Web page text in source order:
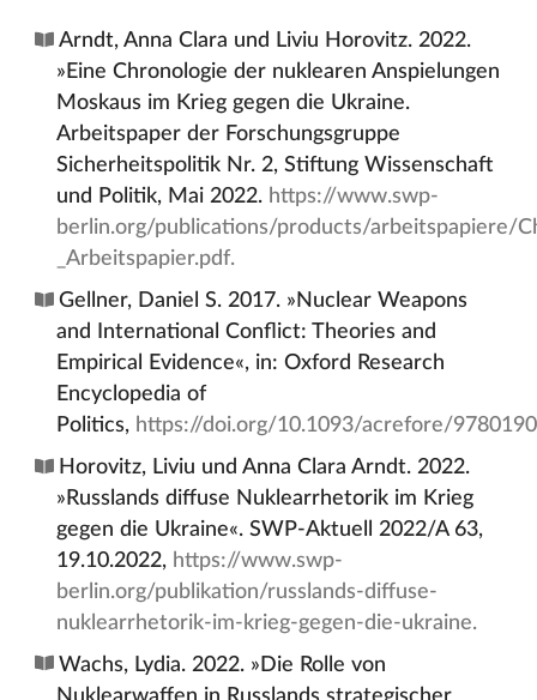
Arndt, Anna Clara und Liviu Horovitz. 2022.
»Eine Chronologie der nuklearen Anspielungen
Moskaus im Krieg gegen die Ukraine.
Arbeitspaper der Forschungsgruppe
Sicherheitspolitik Nr. 2, Stiftung Wissenschaft
und Politik, Mai 2022. https://www.swp-
berlin.org/publications/products/arbeitspapiere/
_Arbeitspapier.pdf.
Gellner, Daniel S. 2017. »Nuclear Weapons
and International Conflict: Theories and
Empirical Evidence«, in: Oxford Research
Encyclopedia of
Politics, https://doi.org/10.1093/acrefore/
Horovitz, Liviu und Anna Clara Arndt. 2022.
»Russlands diffuse Nuklearrhetorik im Krieg
gegen die Ukraine«. SWP-Aktuell 2022/A 63,
19.10.2022, https://www.swp-
berlin.org/publikation/russlands-diffuse-
nuklearrhetorik-im-krieg-gegen-die-ukraine.
Wachs, Lydia. 2022. »Die Rolle von
Nuklearwaffen in Russlands strategischer